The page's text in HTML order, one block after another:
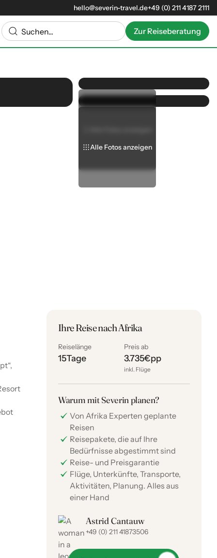
hello@severin-travel.de+49 (0) 211 4187 2111
Zur Reiseberatung
Alle Fotos anzeigen
Ihre Reise nach Afrika
Reiselänge
15Tage
Preis ab
3.735€pp
inkl. Flüge
Warum mit Severin planen?
Von Afrika Experten geplante
Reisen
Reisepakete, die auf Ihre
Bedürfnisse abgestimmt sind
Reise- und Preisgarantie
Flüge, Unterkünfte, Transporte,
Aktivitäten, Planung. Alles aus
einer Hand
Astrid Cantauw
+49 (0) 211 41873506